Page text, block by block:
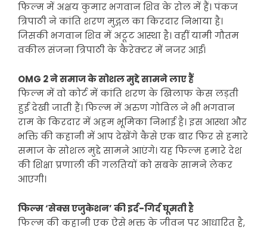
फिल्म में अक्षय कुमार भगवान शिव के रोल में हैं। पंकज
त्रिपाठी ने कांति शरण मुद्गल का किरदार निभाया है।
जिसकी भगवान शिव में अटूट आस्था है। वहीं यामी गौतम
वकील संजना त्रिपाठी के कैरेक्टर में नजर आईं।
OMG 2 ने समाज के सोशल मुद्दे सामने लाए हैं
फिल्म में वो कोर्ट में कांति शरण के खिलाफ केस लड़ती
हुई देखी जाती हैं। फिल्म में अरुण गोविल ने भी भगवान
राम के किरदार में अहम भूमिका निभाई है। इस आस्था और
भक्ति की कहानी में आप देखेंगे कैसे एक बार फिर से हमारे
समाज के सोशल मुद्दे सामने आएंगे। यह फिल्म हमारे देश
की शिक्षा प्रणाली की गलतियों को सबके सामने लेकर
आएगी।
फिल्म ‘सेक्स एजुकेशन’ की इर्द-गिर्द घूमती है
फिल्म की कहानी एक ऐसे भक्त के जीवन पर आधारित है,